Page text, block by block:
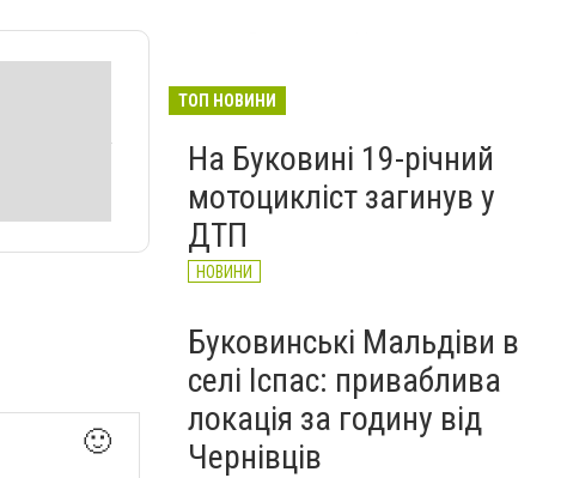
🙂
на виробництво манікюрних
НОВИНИ
ТОП НОВИНИ
На Буковині 19-річний
мотоцикліст загинув у
ДТП
НОВИНИ
Буковинські Мальдіви в
селі Іспас: приваблива
локація за годину від
Чернівців